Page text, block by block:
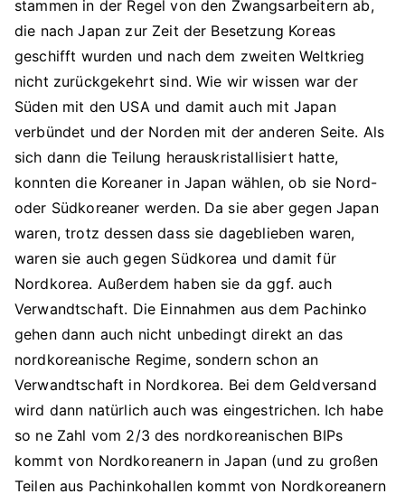
stammen in der Regel von den Zwangsarbeitern ab,
die nach Japan zur Zeit der Besetzung Koreas
geschifft wurden und nach dem zweiten Weltkrieg
nicht zurückgekehrt sind. Wie wir wissen war der
Süden mit den USA und damit auch mit Japan
verbündet und der Norden mit der anderen Seite. Als
sich dann die Teilung herauskristallisiert hatte,
konnten die Koreaner in Japan wählen, ob sie Nord-
oder Südkoreaner werden. Da sie aber gegen Japan
waren, trotz dessen dass sie dageblieben waren,
waren sie auch gegen Südkorea und damit für
Nordkorea. Außerdem haben sie da ggf. auch
Verwandtschaft. Die Einnahmen aus dem Pachinko
gehen dann auch nicht unbedingt direkt an das
nordkoreanische Regime, sondern schon an
Verwandtschaft in Nordkorea. Bei dem Geldversand
wird dann natürlich auch was eingestrichen. Ich habe
so ne Zahl vom 2/3 des nordkoreanischen BIPs
kommt von Nordkoreanern in Japan (und zu großen
Teilen aus Pachinkohallen kommt von Nordkoreanern